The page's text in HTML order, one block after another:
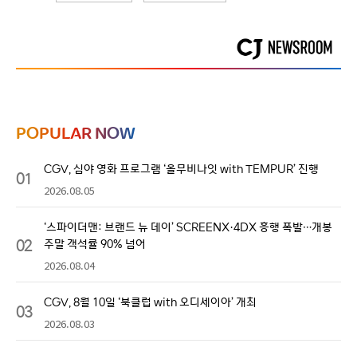
POPULAR NOW
01 CGV, 심야 영화 프로그램 ‘올무비나잇 with TEMPUR’ 진행
2026.08.05
02
‘스파이더맨: 브랜드 뉴 데이’ SCREENX·4DX 흥행 폭발…개봉
주말 객석률 90% 넘어
2026.08.04
03 CGV, 8월 10일 ‘북클럽 with 오디세이아’ 개최
2026.08.03